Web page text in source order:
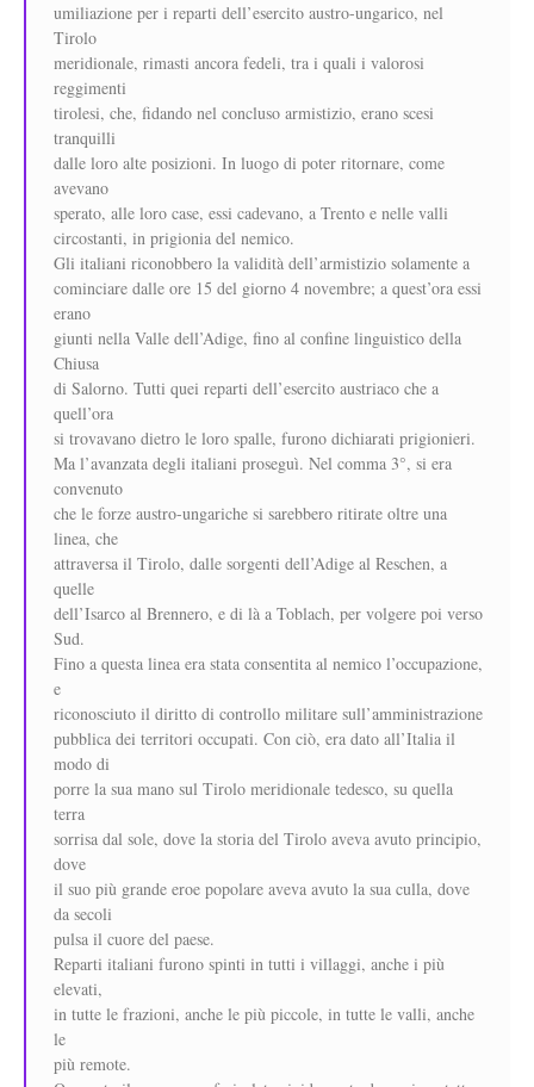
umiliazione per i reparti dell’esercito austro-ungarico, nel
Tirolo
meridionale, rimasti ancora fedeli, tra i quali i valorosi
reggimenti
tirolesi, che, fidando nel concluso armistizio, erano scesi
tranquilli
dalle loro alte posizioni. In luogo di poter ritornare, come
avevano
sperato, alle loro case, essi cadevano, a Trento e nelle valli
circostanti, in prigionia del nemico.
Gli italiani riconobbero la validità dell’armistizio solamente a
cominciare dalle ore 15 del giorno 4 novembre; a quest’ora essi
erano
giunti nella Valle dell’Adige, fino al confine linguistico della
Chiusa
di Salorno. Tutti quei reparti dell’esercito austriaco che a
quell’ora
si trovavano dietro le loro spalle, furono dichiarati prigionieri.
Ma l’avanzata degli italiani proseguì. Nel comma 3°, si era
convenuto
che le forze austro-ungariche si sarebbero ritirate oltre una
linea, che
attraversa il Tirolo, dalle sorgenti dell’Adige al Reschen, a
quelle
dell’Isarco al Brennero, e di là a Toblach, per volgere poi verso
Sud.
Fino a questa linea era stata consentita al nemico l’occupazione,
e
riconosciuto il diritto di controllo militare sull’amministrazione
pubblica dei territori occupati. Con ciò, era dato all’Italia il
modo di
porre la sua mano sul Tirolo meridionale tedesco, su quella
terra
sorrisa dal sole, dove la storia del Tirolo aveva avuto principio,
dove
il suo più grande eroe popolare aveva avuto la sua culla, dove
da secoli
pulsa il cuore del paese.
Reparti italiani furono spinti in tutti i villaggi, anche i più
elevati,
in tutte le frazioni, anche le più piccole, in tutte le valli, anche
le
più remote.